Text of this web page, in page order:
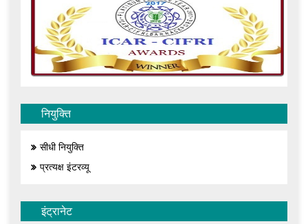
नियुक्ति
सीधी नियुक्ति
प्रत्यक्ष इंटरव्यू
इंट्रानेट